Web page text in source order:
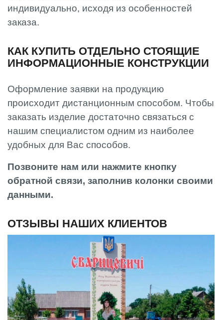
индивидуально, исходя из особенностей
заказа.
КАК КУПИТЬ ОТДЕЛЬНО СТОЯЩИЕ
ИНФОРМАЦИОННЫЕ КОНСТРУКЦИИ
Оформление заявки на продукцию
происходит дистанционным способом. Чтобы
заказать изделие достаточно связаться с
нашим специалистом одним из наиболее
удобных для Вас способов.
Позвоните нам или нажмите кнопку
обратной связи, заполнив колонки своими
данными.
ОТЗЫВЫ НАШИХ КЛИЕНТОВ